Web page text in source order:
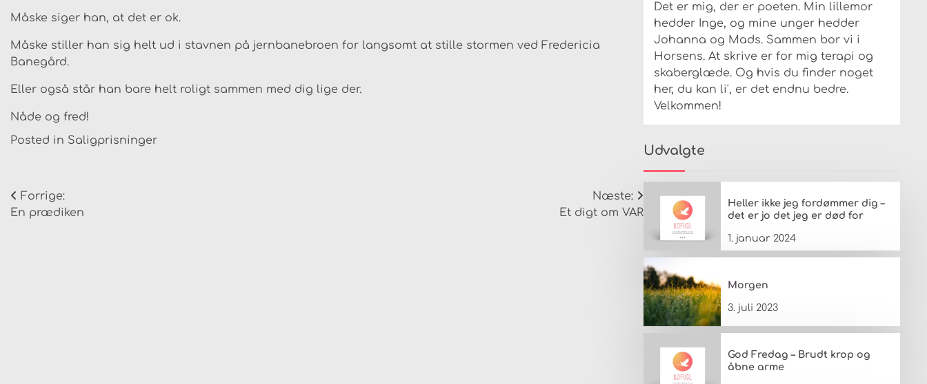
Måske siger han, at det er ok.
Måske stiller han sig helt ud i stavnen på jernbanebroen for langsomt at stille stormen ved Fredericia
Banegård.
Eller også står han bare helt roligt sammen med dig lige der.
Nåde og fred!
Posted in Saligprisninger
Indlægsnavigation
Forrige:
En prædiken
Næste:
Et digt om VAR
Det er mig, der er poeten. Min lillemor
hedder Inge, og mine unger hedder
Johanna og Mads. Sammen bor vi i
Horsens. At skrive er for mig terapi og
skaberglæde. Og hvis du finder noget
her, du kan li', er det endnu bedre.
Velkommen!
Udvalgte
Heller ikke jeg fordømmer dig –
det er jo det jeg er død for
1. januar 2024
Morgen
3. juli 2023
God Fredag – Brudt krop og
åbne arme